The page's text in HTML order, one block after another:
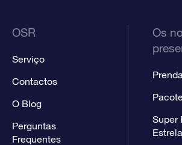
OSR
Serviço
Contactos
O Blog
Perguntas
Frequentes
Os
Super
Estrela